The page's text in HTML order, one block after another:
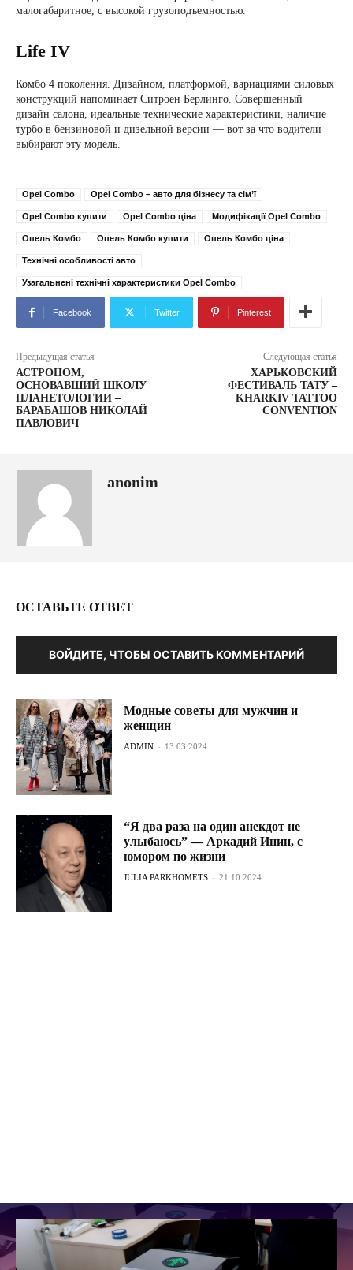
малогабаритное, с высокой грузоподъемностью.
Life IV
Комбо 4 поколения. Дизайном, платформой, вариациями силовых
конструкций напоминает Ситроен Берлинго. Совершенный
дизайн салона, идеальные технические характеристики, наличие
турбо в бензиновой и дизельной версии — вот за что водители
выбирают эту модель.
Opel Combo Opel Combo – авто для бізнесу та сім’ї
Opel Combo купити Opel Combo ціна Модифікації Opel Combo
Опель Комбо Опель Комбо купити Опель Комбо ціна
Технічні особливості авто
Узагальнені технічні характеристики Opel Combo
Facebook Twitter Pinterest
Предыдущая статья
АСТРОНОМ,
ОСНОВАВШИЙ ШКОЛУ
ПЛАНЕТОЛОГИИ –
БАРАБАШОВ НИКОЛАЙ
ПАВЛОВИЧ
Следующая статья
ХАРЬКОВСКИЙ
ФЕСТИВАЛЬ ТАТУ –
KHARKIV TATTOO
CONVENTION
anonim
ОСТАВЬТЕ ОТВЕТ
ВОЙДИТЕ, ЧТОБЫ ОСТАВИТЬ КОММЕНТАРИЙ
Модные советы для мужчин и
женщин
ADMIN - 13.03.2024
“Я два раза на один анекдот не
улыбаюсь” — Аркадий Инин, с
юмором по жизни
JULIA PARKHOMETS - 21.10.2024